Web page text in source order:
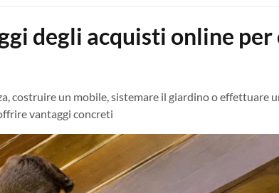
degli acquisti online per
costruire un mobile, sistemare il giardino o effettuare
vantaggi concreti